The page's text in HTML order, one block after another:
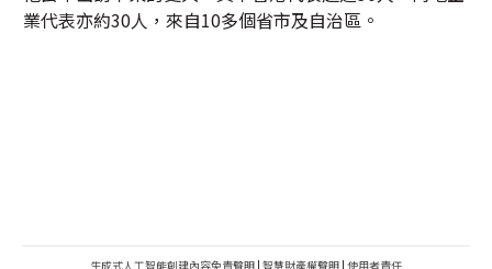
業代表亦約30人，來自10多個省市及自治區。
生成式人工智能創建內容免責聲明 | 智慧財產權聲明 | 使用者責任